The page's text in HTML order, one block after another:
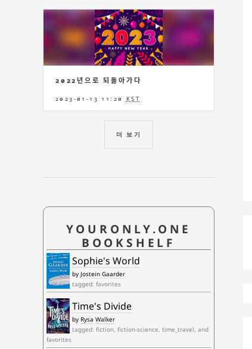
2022년으로 되돌아가다
2023-01-13 11:20 KST
더 보기
YOURONLY.ONE
BOOKSHELF
Sophie's World
by Jostein Gaarder
tagged: favorites
Time's Divide
by Rysa Walker
tagged: fiction, fiction-science, time_travel, and
favorites